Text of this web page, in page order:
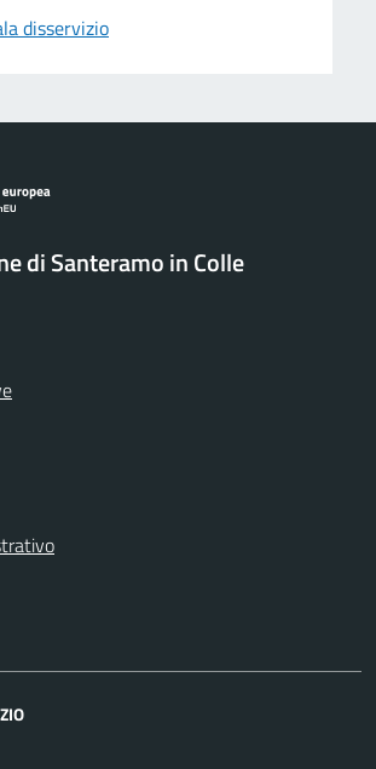
disservizio
di Santeramo in Colle